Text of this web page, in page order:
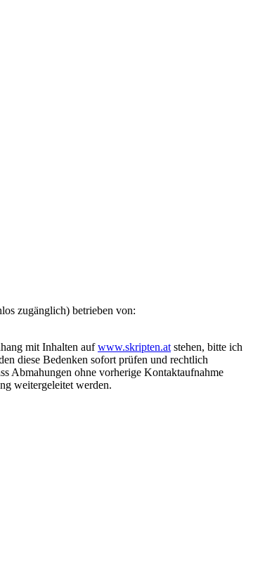
zugänglich) betrieben von:
mit Inhalten aufwww.skripten.at stehen, bitte ich
diese Bedenken sofort prüfen und rechtlich
Abmahungen ohne vorherige Kontaktaufnahme
weitergeleitet werden.